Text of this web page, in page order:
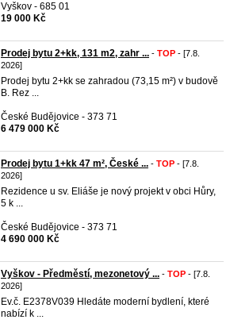
Vyškov - 685 01
19 000 Kč
Prodej bytu 2+kk, 131 m2, zahr ... - TOP - [7.8.
2026]
Prodej bytu 2+kk se zahradou (73,15 m²) v budově
B. Rez ...
České Budějovice - 373 71
6 479 000 Kč
Prodej bytu 1+kk 47 m², České ... - TOP - [7.8.
2026]
Rezidence u sv. Eliáše je nový projekt v obci Hůry,
5 k ...
České Budějovice - 373 71
4 690 000 Kč
Vyškov - Předměstí, mezonetový ... - TOP - [7.8.
2026]
Ev.č. E2378V039 Hledáte moderní bydlení, které
nabízí k ...